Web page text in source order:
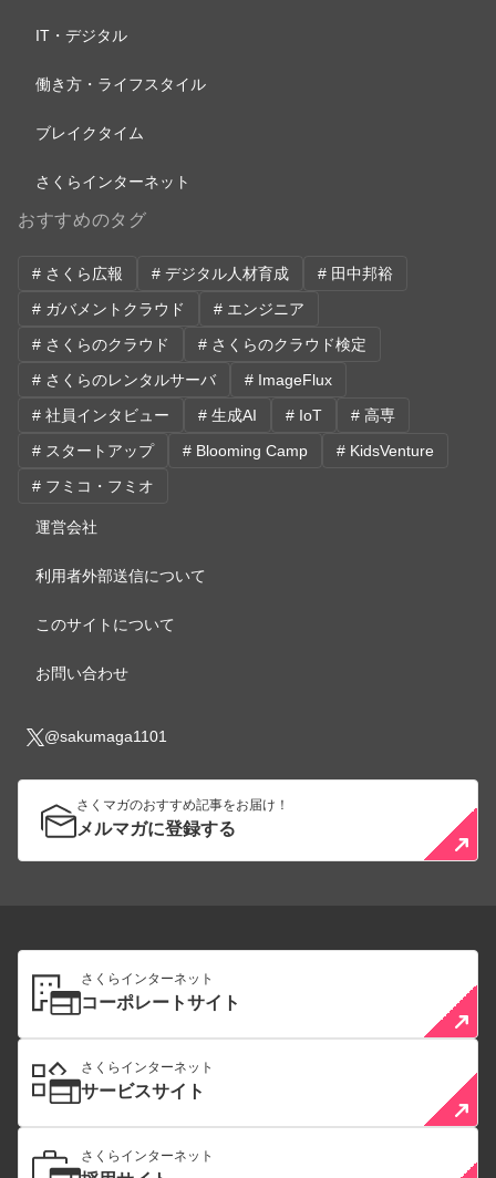
運営会社
利用者外部送信について
このサイトについて
お問い合わせ
@sakumaga1101
さくマガのおすすめ記事をお届け！
メルマガに登録する
IT・デジタル
働き方・ライフスタイル
ブレイクタイム
さくらインターネット
おすすめのタグ
# さくら広報 # デジタル人材育成
# 田中邦裕
# ガバメントクラウド
# エンジニア
# さくらのクラウド
# さくらのクラウド検定
# さくらのレンタルサーバ
# ImageFlux
# 社員インタビュー
# 生成AI # IoT
# 高専
# スタートアップ
# Blooming Camp
# KidsVenture
# フミコ・フミオ
さくらインターネット
コーポレートサイト
さくらインターネット
サービスサイト
さくらインターネット